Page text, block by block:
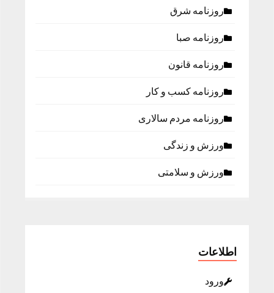
روزنامه شرق
روزنامه صبا
روزنامه قانون
روزنامه كسب و كار
روزنامه مردم سالاری
ورزش و زندگی
ورزش و سلامتی
اطلاعات
ورود